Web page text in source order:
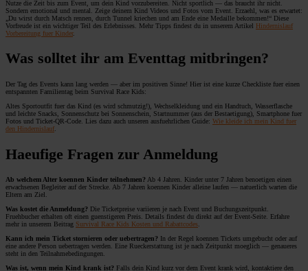
Nutze die Zeit bis zum Event, um dein Kind vorzubereiten. Nicht sportlich — das braucht ihr nicht.
Sondern emotional und mental. Zeige deinem Kind Videos und Fotos vom Event. Erzaehl, was es erwartet:
„Du wirst durch Matsch rennen, durch Tunnel kriechen und am Ende eine Medaille bekommen!“ Diese
Vorfreude ist ein wichtiger Teil des Erlebnisses. Mehr Tipps findest du in unserem Artikel Hindernislauf
Vorbereitung fuer Kinder.
Was solltet ihr am Eventtag mitbringen?
Der Tag des Events kann lang werden — aber im positiven Sinne! Hier ist eine kurze Checkliste fuer einen
entspannten Familientag beim Survival Race Kids:
Altes Sportoutfit fuer das Kind (es wird schmutzig!), Wechselkleidung und ein Handtuch, Wasserflasche
und leichte Snacks, Sonnenschutz bei Sonnenschein, Startnummer (aus der Bestaetigung), Smartphone fuer
Fotos und Ticket-QR-Code. Lies dazu auch unseren ausfuehrlichen Guide: Wie kleide ich mein Kind fuer
den Hindernislauf
Haeufige Fragen zur Anmeldung
Ab welchem Alter koennen Kinder teilnehmen? Ab 4 Jahren. Kinder unter 7 Jahren benoetigen einen
erwachsenen Begleiter auf der Strecke. Ab 7 Jahren koennen Kinder alleine laufen — natuerlich warten die
Eltern am Ziel.
Was kostet die Anmeldung? Die Ticketpreise variieren je nach Event und Buchungszeitpunkt.
Fruehbucher erhalten oft einen guenstigeren Preis. Details findest du direkt auf der Event-Seite. Erfahre
mehr in unserem Beitrag Survival Race Kids Kosten und Rabattcodes
Kann ich mein Ticket stornieren oder uebertragen? In der Regel koennen Tickets umgebucht oder auf
eine andere Person uebertragen werden. Eine Rueckerstattung ist je nach Zeitpunkt moeglich — genaueres
steht in den Teilnahmebedingungen.
Was ist, wenn mein Kind krank ist? Falls dein Kind kurz vor dem Event krank wird, kontaktiere den